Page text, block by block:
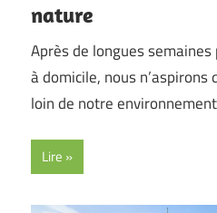
nature
Après de longues
à domicile, nous
loin de notre environnement
Lire